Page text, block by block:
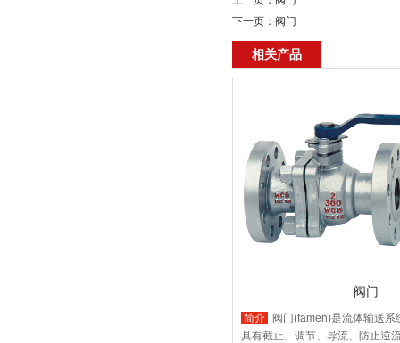
下一页： 阀门
相关产品
阀门
简介
阀门(famen)是流体输送系
具有截止、调节、导流、防止逆